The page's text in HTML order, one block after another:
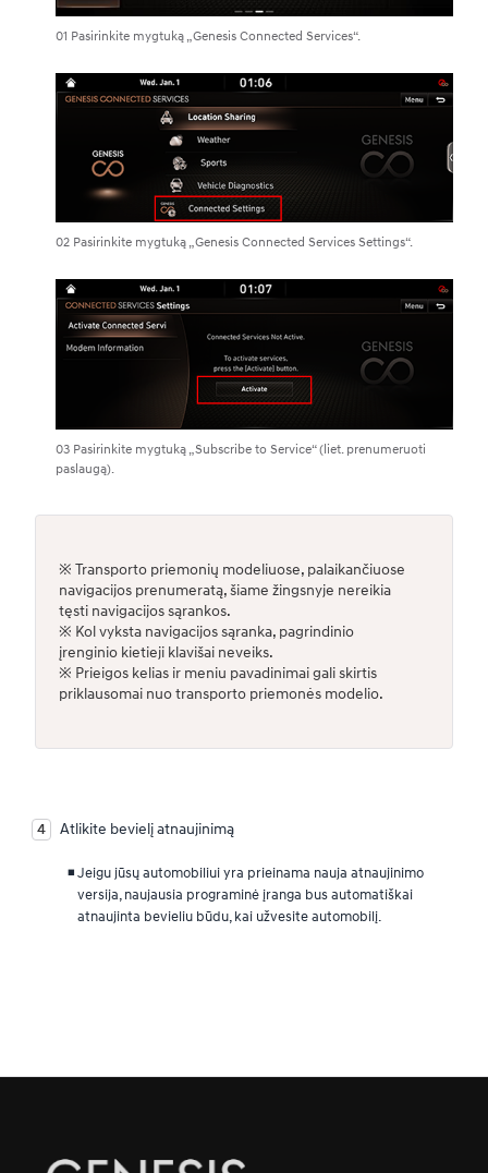
01 Pasirinkite mygtuką „Genesis Connected Services“.
02 Pasirinkite mygtuką „Genesis Connected Services Settings“.
03 Pasirinkite mygtuką „Subscribe to Service“ (liet. prenumeruoti
paslaugą).
※ Transporto priemonių modeliuose, palaikančiuose
navigacijos prenumeratą, šiame žingsnyje nereikia
tęsti navigacijos sąrankos.
※ Kol vyksta navigacijos sąranka, pagrindinio
įrenginio kietieji klavišai neveiks.
※ Prieigos kelias ir meniu pavadinimai gali skirtis
priklausomai nuo transporto priemonės modelio.
Atlikite bevielį atnaujinimą
Jeigu jūsų automobiliui yra prieinama nauja atnaujinimo
versija, naujausia programinė įranga bus automatiškai
atnaujinta bevieliu būdu, kai užvesite automobilį.